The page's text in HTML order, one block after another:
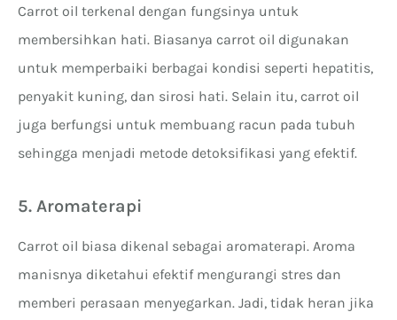
Carrot oil terkenal dengan fungsinya untuk
membersihkan hati. Biasanya carrot oil digunakan
untuk memperbaiki berbagai kondisi seperti hepatitis,
penyakit kuning, dan sirosi hati. Selain itu, carrot oil
juga berfungsi untuk membuang racun pada tubuh
sehingga menjadi metode detoksifikasi yang efektif.
5. Aromaterapi
Carrot oil biasa dikenal sebagai aromaterapi. Aroma
manisnya diketahui efektif mengurangi stres dan
memberi perasaan menyegarkan. Jadi, tidak heran jika